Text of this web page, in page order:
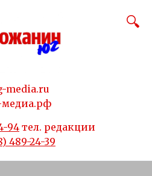
media.ru
94 тел. редакции
489-24-39